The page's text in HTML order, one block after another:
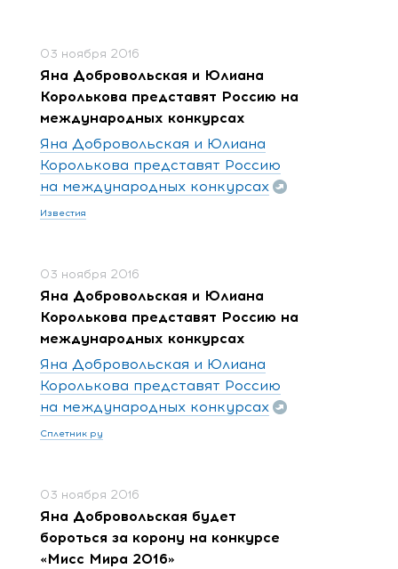
03 ноября 2016
Яна Добровольская и Юлиана
Королькова представят Россию на
международных конкурсах
Яна Добровольская и Юлиана
Королькова представят Россию
на международных конкурсах
Известия
03 ноября 2016
Яна Добровольская и Юлиана
Королькова представят Россию на
международных конкурсах
Яна Добровольская и Юлиана
Королькова представят Россию
на международных конкурсах
Сплетник ру
03 ноября 2016
Яна Добровольская будет
бороться за корону на конкурсе
«Мисс Мира 2016»